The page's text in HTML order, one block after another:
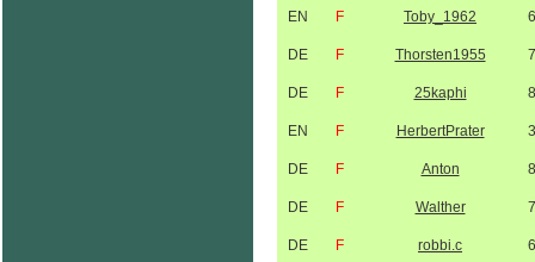
EN F Toby_1962
DE F Thorsten1955
DE F 25kaphi
EN F HerbertPrater
DE F Anton
DE F Walther
DE F robbi.c